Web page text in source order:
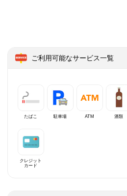
ご利用可能なサービス一覧
たばこ 駐車場 ATM 酒類
クレジット
カード